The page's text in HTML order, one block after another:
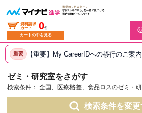
資料請求
カート
0件
カートの中を見る
重要 【重要】My CareerIDへの移行のご案内
ゼミ・研究室をさがす
検索条件： 全国、医療格差、食品ロスのゼミ・
検索条件を変更